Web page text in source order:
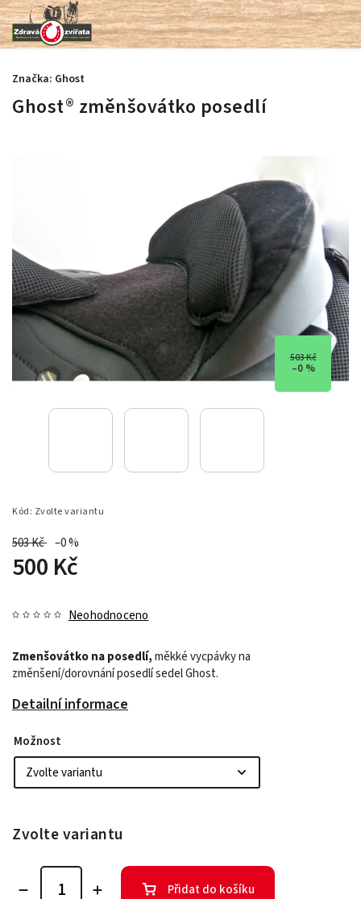
Ghost® změnšovátko posedlí
503 Kč
–0 %
Kód: Zvolte variantu
503 Kč –0 %
500 Kč
Neohodnoceno
Zmenšovátko na posedlí,měkké vycpávky na
změnšení/dorovnání posedlí sedel Ghost.
Detailní informace
Značka: Ghost
Možnost
Zvolte variantu
Přidat do košíku